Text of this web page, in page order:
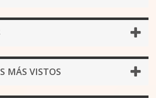
MÁS VISTOS